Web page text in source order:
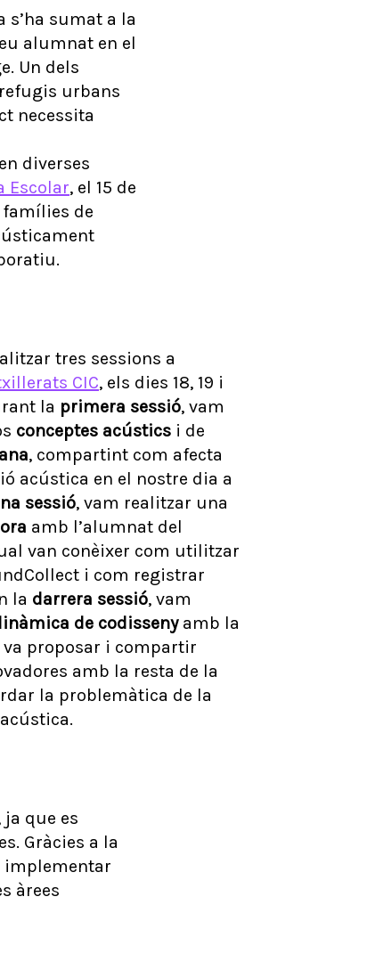
s’ha sumat a la
alumnat en el
Un dels
urbans
necessita
diverses
Escolar, el 15 de
de
tres sessions a
CIC, els dies 18, 19 i
la primera sessió, vam
conceptes acústics i de
, compartint com afecta
acústica en el nostre dia a
sessió, vam realitzar una
amb l’alumnat del
van conèixer com utilitzar
i com registrar
la darrera sessió, vam
de codissenyamb la
proposar i compartir
amb la resta de la
la problemàtica de la
que es
Gràcies a la
implementar
àrees